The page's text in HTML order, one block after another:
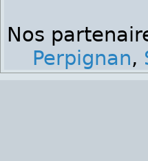
Nos
Perpignan,